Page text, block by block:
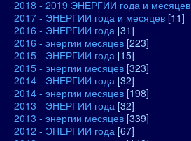
2018 - 2019 ЭНЕРГИИ года и месяцев
2017 - ЭНЕРГИИ года и месяцев [11]
2016 - ЭНЕРГИИ года [31]
2016 - энергии месяцев [223]
2015 - ЭНЕРГИИ года [15]
2015 - энергии месяцев [323]
2014 - ЭНЕРГИИ года [32]
2014 - энергии месяцев [198]
2013 - ЭНЕРГИИ года [32]
2013 - энергии месяцев [339]
2012 - ЭНЕРГИИ года [67]